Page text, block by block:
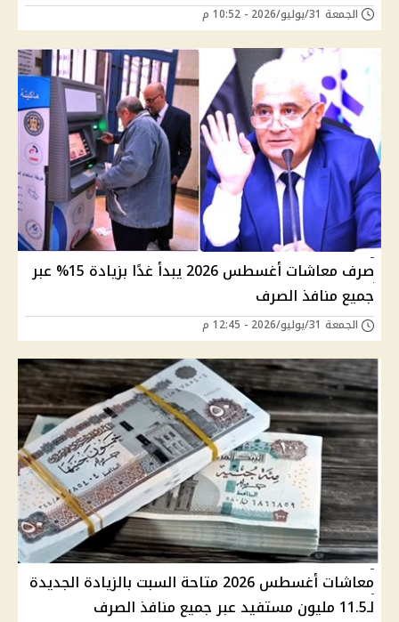
الجمعة 31/يوليو/2026 - 10:52 م
صرف معاشات أغسطس 2026 يبدأ غدًا بزيادة 15% عبر
جميع منافذ الصرف
الجمعة 31/يوليو/2026 - 12:45 م
معاشات أغسطس 2026 متاحة السبت بالزيادة الجديدة
لـ11.5 مليون مستفيد عبر جميع منافذ الصرف